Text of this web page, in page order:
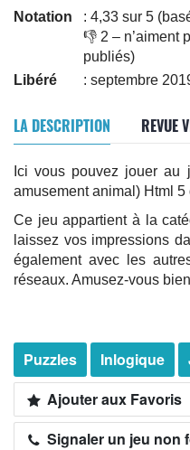
Notation
: 4,33 sur 5
👎 2 – n’aiment
publiés)
Libéré
: septembre
LA DESCRIPTION REVUE
Ici vous pouvez jouer au
amusement animal) Html
Ce jeu appartient à la
laissez vos impressions
également avec les
réseaux. Amusez-vous
Puzzles Inlogique
Ajouter aux Favoris
Signaler un jeu non